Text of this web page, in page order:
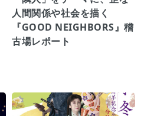
人間関係や社会を描く
『GOOD NEIGHBORS』稽
古場レポート